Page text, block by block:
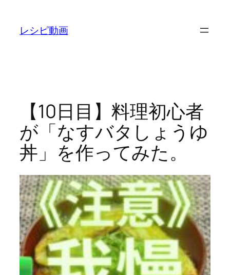
レシピ動画
【10日目】料理初心者
が「なすバタしょうゆ
丼」を作ってみた。